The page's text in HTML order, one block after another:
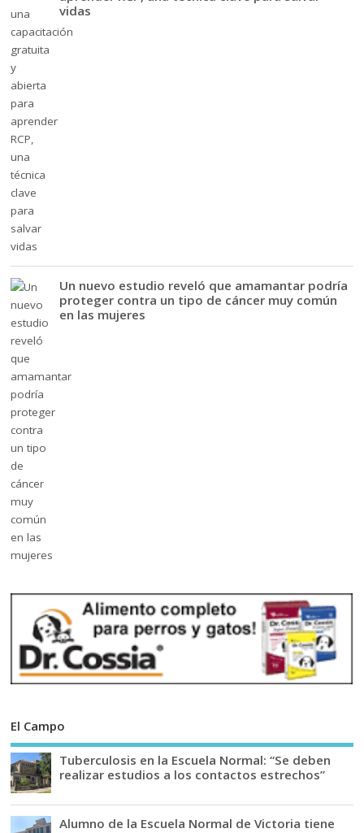
vidas
Un nuevo estudio reveló que amamantar podría
proteger contra un tipo de cáncer muy común
en las mujeres
El Campo
Tuberculosis en la Escuela Normal: “Se deben
realizar estudios a los contactos estrechos”
Alumno de la Escuela Normal de Victoria tiene